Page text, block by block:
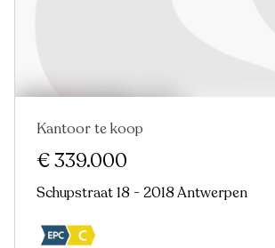
Kantoor te koop
€ 339.000
Schupstraat 18 - 2018 Antwerpen